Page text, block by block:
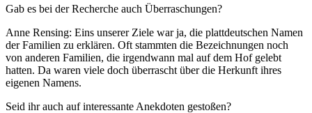
Gab es bei der Recherche auch Überraschungen?
Anne Rensing: Eins unserer Ziele war ja, die plattdeutschen Namen
der Familien zu erklären. Oft stammten die Bezeichnungen noch
von anderen Familien, die irgendwann mal auf dem Hof gelebt
hatten. Da waren viele doch überrascht über die Herkunft ihres
eigenen Namens.
Seid ihr auch auf interessante Anekdoten gestoßen?